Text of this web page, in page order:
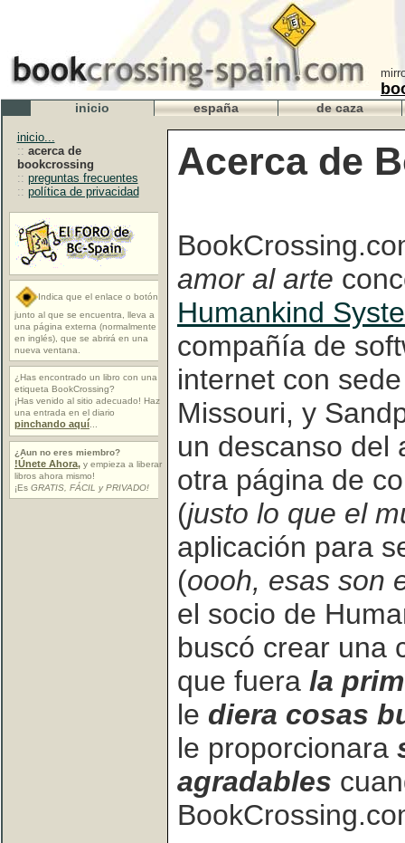
inicio españa de caza
inicio...
:: acerca de
bookcrossing
:: preguntas frecuentes
:: política de privacidad
Indica que el enlace o botón
junto al que se encuentra, lleva a
una página externa (normalmente
en inglés), que se abrirá en una
nueva ventana.
¿Has encontrado un libro con una
etiqueta BookCrossing?
¡Has venido al sitio adecuado! Haz
una entrada en el diario
pinchando aquí
¿Aun no eres miembro?
!Únete Ahora, y empieza a liberar
libros ahora mismo!
¡Es GRATIS, FÁCIL y PRIVADO!
Acerca de
amor al arte
Humankind
compañía de
internet con
Missouri, y
un descanso del
otra página de
(justo lo que el
aplicación para
(oooh, esas son
el socio de
buscó crear una
que fuera la
le diera cosas
le proporcionara
agradables